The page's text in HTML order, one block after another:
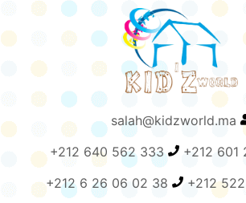
salah@kidzworld.ma
+212 640 562 333
+212 601
+212 6 26 06 02 38
+212